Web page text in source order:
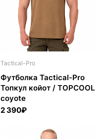
Tactical-Pro
Футболка Tactical-Pro
Топкул койот / TOPCOOL
coyote
2 390₽